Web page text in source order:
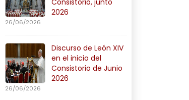
2026
26/06/2026
Discurso de León XIV
en el inicio del
Consistorio de Junio
2026
26/06/2026